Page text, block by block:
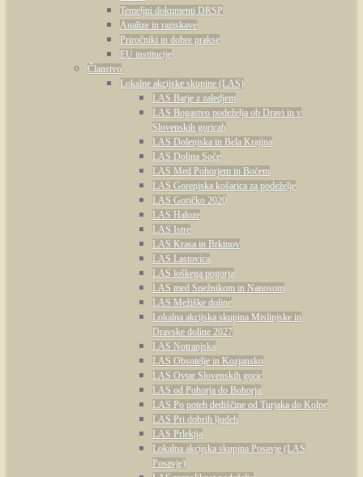
Temeljni dokumenti DRSP
Analize in raziskave
Priročniki in dobre prakse
EU institucije
Članstvo
Lokalne akcijske skupine (LAS)
LAS Barje z zaledjem
LAS Bogastvo podeželja ob Dravi in v
Slovenskih goricah
LAS Dolenjska in Bela Krajina
LAS Dolina Soče
LAS Med Pohorjem in Bočem
LAS Gorenjska košarica za podeželje
LAS Goričko 2020
LAS Haloze
LAS Istre
LAS Krasa in Brkinov
LAS Lastovica
LAS loškega pogorja
LAS med Snežnikom in Nanosom
LAS Mežiške doline
Lokalna akcijska skupina Mislinjske in
Dravske doline 2027
LAS Notranjska
LAS Obsotelje in Kozjansko
LAS Ovtar Slovenskih goric
LAS od Pohorja do Bohorja
LAS Po poteh dediščine od Turjaka do Kolpe
LAS Pri dobrih ljudeh
LAS Prlekija
Lokalna akcijska skupina Posavje (LAS
Posavje)